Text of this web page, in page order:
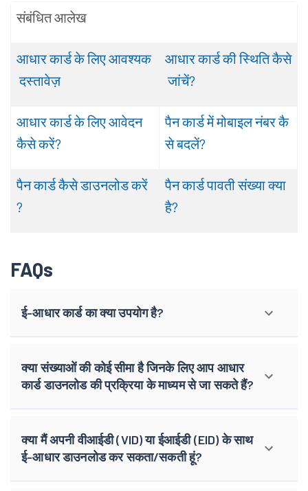
संबंधितआलेख
आधारकार्डकेलिएआवश्यक
दस्तावेज़
आधारकार्डकीस्थितिकैसे
जांचें?
आधारकार्डकेलिएआवेदन
कैसेकरें?
पैनकार्डमेंमोबाइलनंबरकै
सेबदलें?
पैनकार्डकैसेडाउनलोडकरें
?
पैनकार्डपावतीसंख्याक्या
है?
FAQs
ई-आधार कार्ड का क्या उपयोग है?
क्या संख्याओं की कोई सीमा है जिनके लिए आप आधार
कार्ड डाउनलोड की प्रक्रिया के माध्यम से जा सकते हैं?
क्या मैं अपनी वीआईडी (VID) या ईआईडी (EID) के साथ
ई-आधार डाउनलोड कर सकता/सकती हूं?